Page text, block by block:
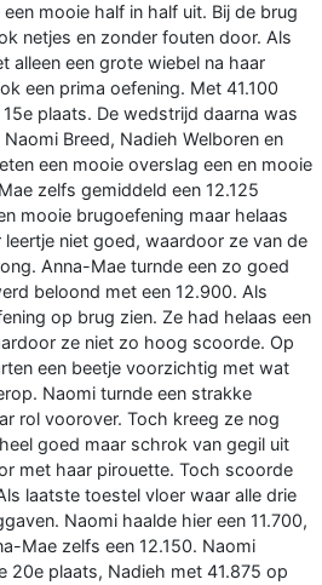
mooie half in half uit. Bij de brug
netjes en zonder fouten door. Als
alleen een grote wiebel na haar
een prima oefening. Met 41.100
plaats. De wedstrijd daarna was
Breed, Nadieh Welboren en
een mooie overslag een en mooie
zelfs gemiddeld een 12.125
mooie brugoefening maar helaas
niet goed, waardoor ze van de
Anna-Mae turnde een zo goed
beloond met een 12.900. Als
op brug zien. Ze had helaas een
ze niet zo hoog scoorde. Op
een beetje voorzichtig met wat
Naomi turnde een strakke
rol voorover. Toch kreeg ze nog
goed maar schrok van gegil uit
met haar pirouette. Toch scoorde
laatste toestel vloer waar alle drie
Naomi haalde hier een 11.700,
Mae zelfs een 12.150. Naomi
20e plaats, Nadieh met 41.875 op